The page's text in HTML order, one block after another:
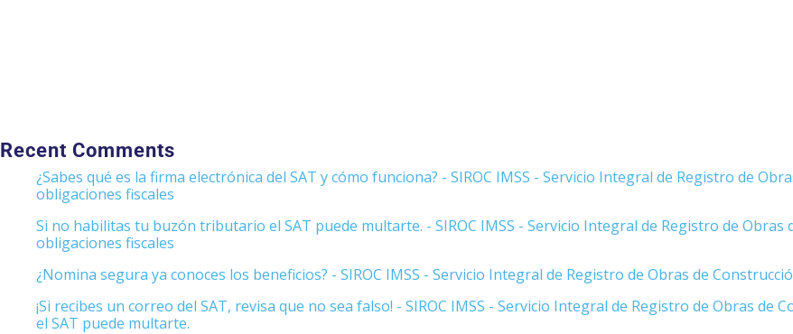
Recent Comments
¿Sabes qué es la firma electrónica del SAT y cómo funciona? - SIROC IMSS - Servicio Integral de Registro de
obligaciones fiscales
Si no habilitas tu buzón tributario el SAT puede multarte. - SIROC IMSS - Servicio Integral de Registro de Obras
obligaciones fiscales
¿Nomina segura ya conoces los beneficios? - SIROC IMSS - Servicio Integral de Registro de Obras de
¡Si recibes un correo del SAT, revisa que no sea falso! - SIROC IMSS - Servicio Integral de Registro de Obras de
el SAT puede multarte.